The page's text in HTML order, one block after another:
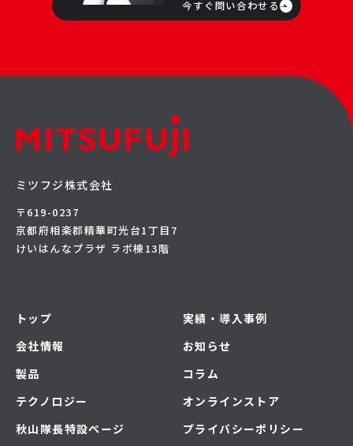
今すぐ問い合わせる
ミツフジ株式会社
〒619-0237
京都府相楽郡精華町光台1丁目7
けいはんなプラザ ラボ棟13階
トップ
会社情報
製品
テクノロジー
秋山隊長特設ページ
実績・導入事例
お知らせ
コラム
オンラインストア
プライバシーポリシー